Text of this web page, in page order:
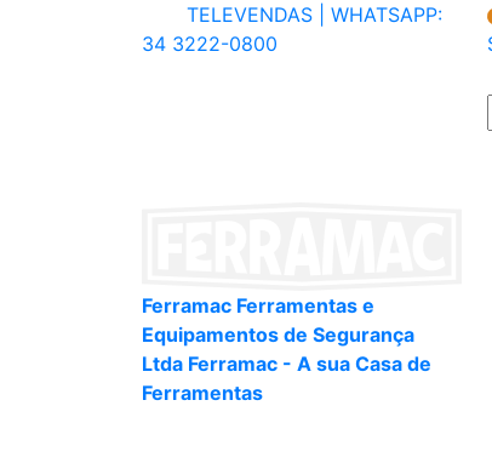
TELEVENDAS |
WHATSAPP:
34 3222-0800
Ferramac Ferramentas e
Equipamentos de Segurança
Ltda Ferramac - A sua Casa de
Ferramentas